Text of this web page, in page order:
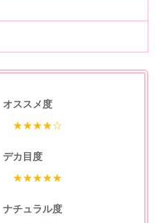
オススメ度
★★★★☆
デカ目度
★★★★★
ナチュラル度